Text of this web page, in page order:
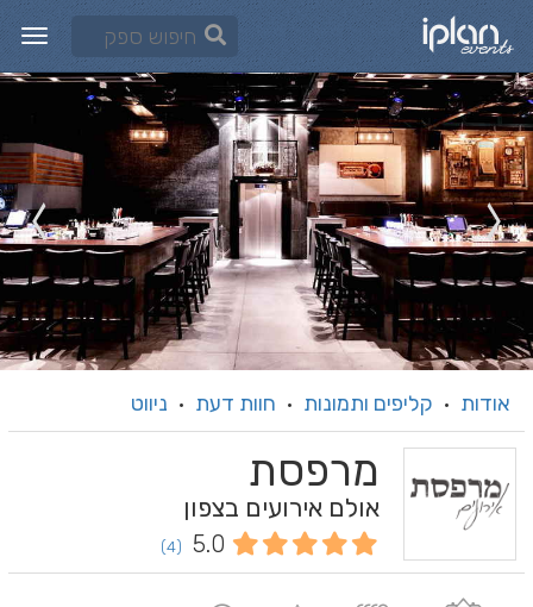
אודות · קליפים ותמונות · חוות דעת · ניווט
מרפסת
אולם אירועים בצפון
5.0
(4)